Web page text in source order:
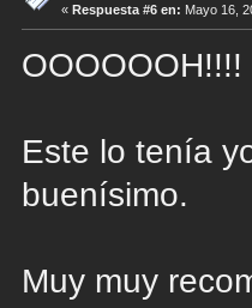
« Respuesta #6 en: Mayo 16,
OOOOOOH!!!!
Este lo tenía
buenísimo.
Muy muy